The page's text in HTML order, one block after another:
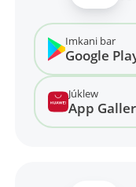
Imkani bar
Google
Júklew
App